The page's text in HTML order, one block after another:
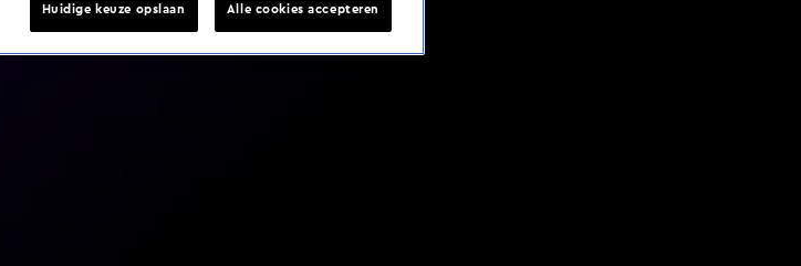
Huidige keuze opslaan Alle cookies accepteren